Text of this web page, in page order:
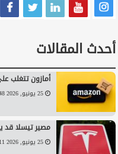
أحدث المقالات
أمازون تتغلب
25 يونيو, 2026 9:48 م
مصير تيسلا قد
25 يونيو, 2026 8:11 م